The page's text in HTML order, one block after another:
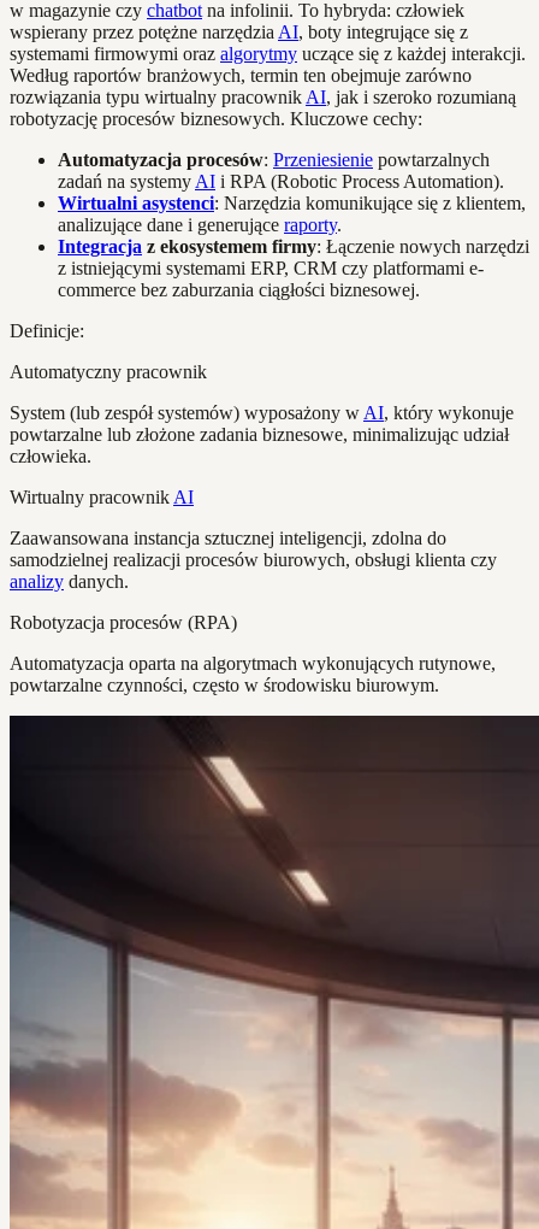
w magazynie czy chatbot na infolinii. To hybryda: człowiek
wspierany przez potężne narzędzia AI, boty integrujące się z
systemami firmowymi oraz algorytmy uczące się z każdej interakcji.
Według raportów branżowych, termin ten obejmuje zarówno
rozwiązania typu wirtualny pracownik AI, jak i szeroko rozumianą
robotyzację procesów biznesowych. Kluczowe cechy:
Automatyzacja procesów: Przeniesienie powtarzalnych
zadań na systemy AI i RPA (Robotic Process Automation).
Wirtualni asystenci: Narzędzia komunikujące się z klientem,
analizujące dane i generujące raporty.
Integracja z ekosystemem firmy: Łączenie nowych narzędzi
z istniejącymi systemami ERP, CRM czy platformami e-
commerce bez zaburzania ciągłości biznesowej.
Definicje:
Automatyczny pracownik
System (lub zespół systemów) wyposażony w AI, który wykonuje
powtarzalne lub złożone zadania biznesowe, minimalizując udział
człowieka.
Wirtualny pracownik AI
Zaawansowana instancja sztucznej inteligencji, zdolna do
samodzielnej realizacji procesów biurowych, obsługi klienta czy
analizy danych.
Robotyzacja procesów (RPA)
Automatyzacja oparta na algorytmach wykonujących rutynowe,
powtarzalne czynności, często w środowisku biurowym.